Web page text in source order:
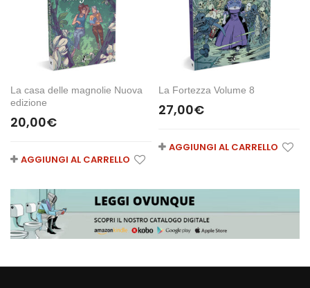
La casa delle magnolie Nuova
edizione
20,00€
AGGIUNGI AL CARRELLO
La Fortezza Volume 8
27,00€
AGGIUNGI AL CARRELLO